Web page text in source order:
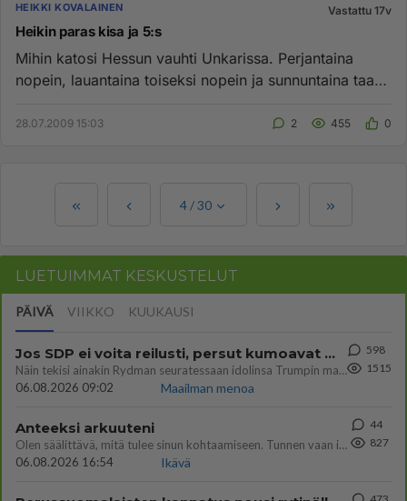
HEIKKI KOVALAINEN Vastattu 17v
Heikin paras kisa ja 5:s
Mihin katosi Hessun vauhti Unkarissa. Perjantaina
nopein, lauantaina toiseksi nopein ja sunnuntaina taas
28.07.2009 15:03 2 455 0
4 /30
LUETUIMMAT KESKUSTELUT
PÄIVÄ VIIKKO KUUKAUSI
Jos SDP ei voita reilusti, persut kumoavat demokratian Suomesta
Näin tekisi ainakin Rydman seuratessaan idolinsa Trumpin mallia https://www.is.fi/politiikka/art-2000012187244.html
06.08.2026 09:02
Maailman menoa
598
1515
Anteeksi arkuuteni
Olen säälittävä, mitä tulee sinun kohtaamiseen. Tunnen vaan itseni todella epävarmaksi sun kanssa. Jos minun olisi pitän
06.08.2026 16:54
Ikävä
44
827